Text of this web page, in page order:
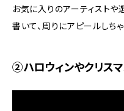
お気に入りのアーティストや
書いて、周りにアピールしちゃ
②ハロウィンやクリスマ